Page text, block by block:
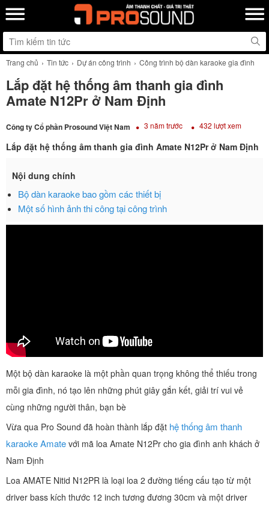
Trang chủ Tin tức Dự án công trình Công trình bộ dàn karaoke gia đình
Lắp đặt hệ thống âm thanh gia đình
Amate N12Pr ở Nam Định
Công ty Cổ phần Prosound Việt Nam 3 năm trước 432 lượt xem
Lắp đặt hệ thống âm thanh gia đình Amate N12Pr ở Nam Định
Nội dung chính
Bộ dàn karaoke bao gồm các thiết bị
Một số hình ảnh thi công tại công trình
Một bộ dàn karaoke là một phần quan trọng không thể thiếu trong
mỗi gia đình, nó tạo lên những phút giây gắn kết, giải trí vui vẻ
cùng những người thân, bạn bè
Vừa qua Pro Sound đã hoàn thành lắp đặt hệ thống âm thanh
karaoke Amate với mã loa Amate N12Pr cho gia đình anh khách ở
Nam Định
Loa AMATE Nitid N12PR là loại loa 2 đường tiếng cấu tạo từ một
driver bass kích thước 12 inch tương đương 30cm và một driver